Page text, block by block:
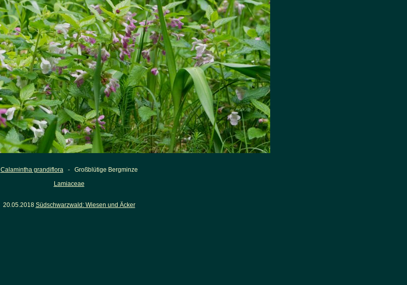
Calamintha grandiflora- Großblütige Bergminze
Lamiaceae
20.05.2018 Südschwarzwald: Wiesen und Äcker